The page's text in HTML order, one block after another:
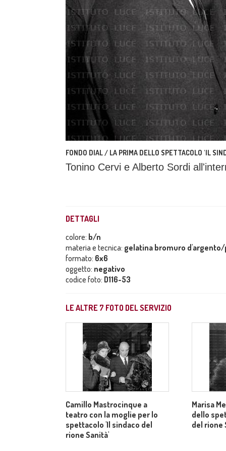
FONDO DIAL / LA PRIMA DELLO SPETTACOLO 'IL
Tonino Cervi e Alberto Sordi
DETTAGLI
colore: b/n
materia e tecnica: gelatina bromuro
formato: 6x6
oggetto: negativo
codice foto: D116-53
LE ALTRE 7 FOTO DEL SERVIZIO
Camillo Mastrocinque a
teatro con la moglie per lo
spettacolo 'Il sindaco del
rione Sanità'
Marisa
dello
del rione